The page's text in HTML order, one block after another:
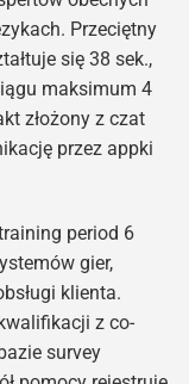
Przeciętny
się 38 sek.,
maksimum 4
złożony z czat
przez appki
period 6
gier,
klienta.
z co-
survey